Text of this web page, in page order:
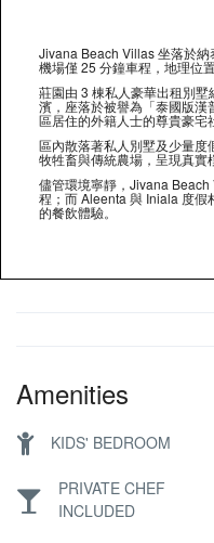
Jivana Beach Villas 坐落於
機場僅 25 分鐘車程，地理位
莊園由 3 棟私人豪華出租別
濱，座落於被譽為「泰國版
區居住的外籍人士的尊貴豪宅
區內散落著私人別墅及少量
牧牲畜與傳統農場，呈現真實
儘管環境寧靜，Jivana
程；而 Aleenta 與 Iniala 度假
的餐飲體驗。
Amenities
KIDS' BEDROOM
PRIVATE CHEF
INCLUDED